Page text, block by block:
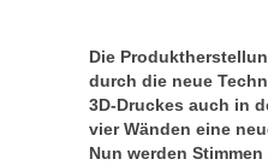
Die
durch die neue
3D-Druckes auch in
vier Wänden eine
Nun werden